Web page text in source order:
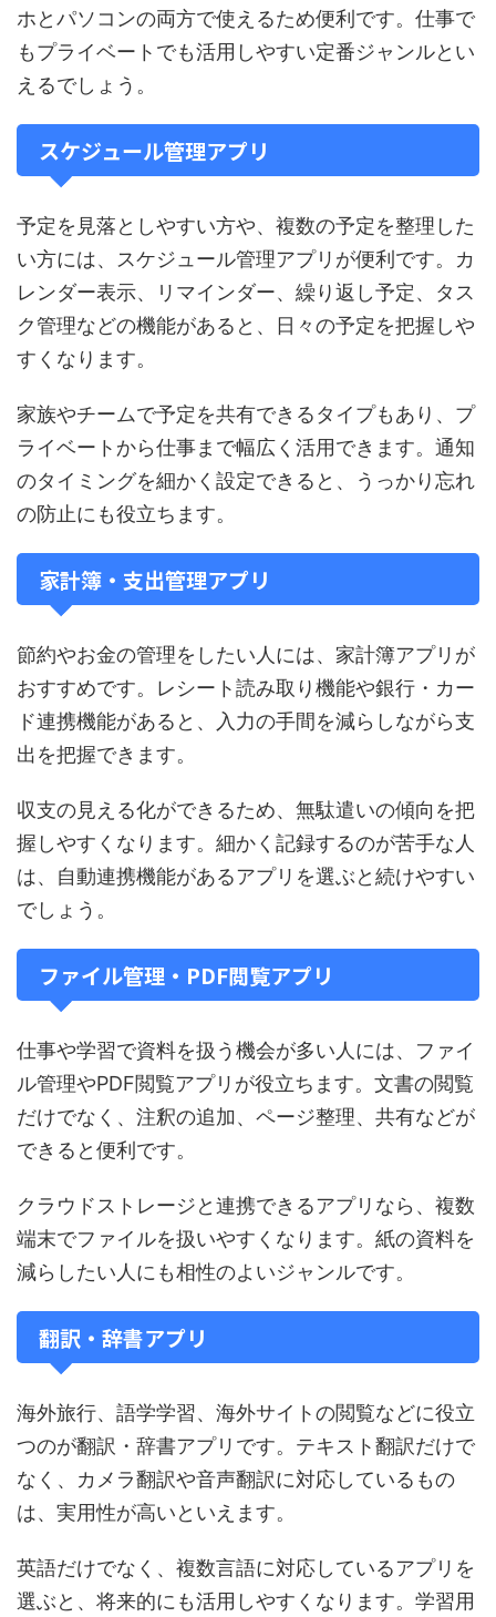
ホとパソコンの両方で使えるため便利です。仕事で
もプライベートでも活用しやすい定番ジャンルとい
えるでしょう。
スケジュール管理アプリ
予定を見落としやすい方や、複数の予定を整理した
い方には、スケジュール管理アプリが便利です。カ
レンダー表示、リマインダー、繰り返し予定、タス
ク管理などの機能があると、日々の予定を把握しや
すくなります。
家族やチームで予定を共有できるタイプもあり、プ
ライベートから仕事まで幅広く活用できます。通知
のタイミングを細かく設定できると、うっかり忘れ
の防止にも役立ちます。
家計簿・支出管理アプリ
節約やお金の管理をしたい人には、家計簿アプリが
おすすめです。レシート読み取り機能や銀行・カー
ド連携機能があると、入力の手間を減らしながら支
出を把握できます。
収支の見える化ができるため、無駄遣いの傾向を把
握しやすくなります。細かく記録するのが苦手な人
は、自動連携機能があるアプリを選ぶと続けやすい
でしょう。
ファイル管理・PDF閲覧アプリ
仕事や学習で資料を扱う機会が多い人には、ファイ
ル管理やPDF閲覧アプリが役立ちます。文書の閲覧
だけでなく、注釈の追加、ページ整理、共有などが
できると便利です。
クラウドストレージと連携できるアプリなら、複数
端末でファイルを扱いやすくなります。紙の資料を
減らしたい人にも相性のよいジャンルです。
翻訳・辞書アプリ
海外旅行、語学学習、海外サイトの閲覧などに役立
つのが翻訳・辞書アプリです。テキスト翻訳だけで
なく、カメラ翻訳や音声翻訳に対応しているもの
は、実用性が高いといえます。
英語だけでなく、複数言語に対応しているアプリを
選ぶと、将来的にも活用しやすくなります。学習用